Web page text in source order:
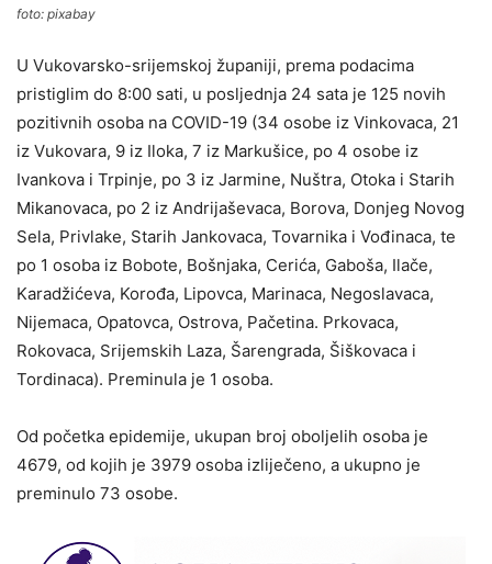
foto: pixabay
U Vukovarsko-srijemskoj županiji, prema podacima
pristiglim do 8:00 sati, u posljednja 24 sata je 125 novih
pozitivnih osoba na COVID-19 (34 osobe iz Vinkovaca, 21
iz Vukovara, 9 iz Iloka, 7 iz Markušice, po 4 osobe iz
Ivankova i Trpinje, po 3 iz Jarmine, Nuštra, Otoka i Starih
Mikanovaca, po 2 iz Andrijaševaca, Borova, Donjeg Novog
Sela, Privlake, Starih Jankovaca, Tovarnika i Vođinaca, te
po 1 osoba iz Bobote, Bošnjaka, Cerića, Gaboša, Ilače,
Karadžićeva, Korođa, Lipovca, Marinaca, Negoslavaca,
Nijemaca, Opatovca, Ostrova, Pačetina. Prkovaca,
Rokovaca, Srijemskih Laza, Šarengrada, Šiškovaca i
Tordinaca). Preminula je 1 osoba.
Od početka epidemije, ukupan broj oboljelih osoba je
4679, od kojih je 3979 osoba izliječeno, a ukupno je
preminulo 73 osobe.